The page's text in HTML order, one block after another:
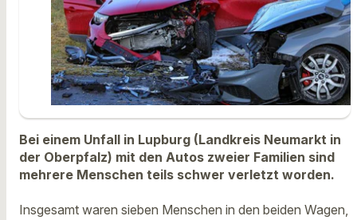
Bei einem Unfall in Lupburg (Landkreis Neumarkt in
der Oberpfalz) mit den Autos zweier Familien sind
mehrere Menschen teils schwer verletzt worden.
Insgesamt waren sieben Menschen in den beiden Wagen,